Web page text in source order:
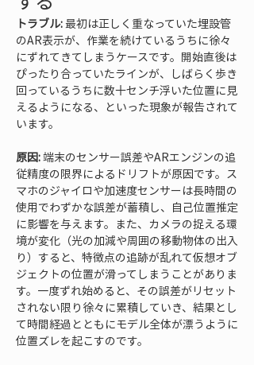
トラブル: 最初は正しく重なっていた埋設管
のAR表示が、作業を続けているうちに徐々
にずれてきてしまうケースです。開始直後は
ぴったり合っていたラインが、しばらく歩き
回っているうちに数十センチ浮いた位置に見
えるようになる、といった現象が報告されて
います。
原因: 端末のセンサー誤差やARエンジンの追
従精度の限界によるドリフトが原因です。ス
マホのジャイロや加速度センサーは長時間の
使用でわずかな誤差が蓄積し、自己位置推定
に影響を与えます。また、カメラの捉える環
境が変化（光の加減や周囲の移動物体の出入
り）すると、特徴点の追跡が乱れて仮想オブ
ジェクトの位置が滑ってしまうことがありま
す。一度ずれ始めると、その誤差がリセット
されない限り徐々に累積していき、結果とし
て時間経過とともにモデル全体が漂うように
位置ズレを起こすのです。